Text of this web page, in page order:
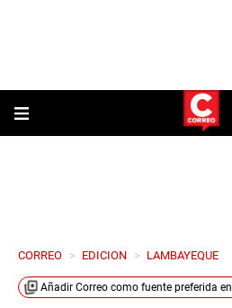
CORREO > EDICION > LAMBAYEQUE
Añadir Correo como fuente preferida en